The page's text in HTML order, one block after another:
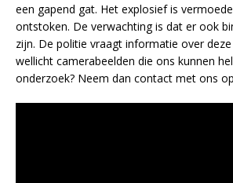
een gapend gat. Het explosief is
ontstoken. De verwachting is dat er ook
zijn. De politie vraagt informatie over
wellicht camerabeelden die ons kunnen
onderzoek? Neem dan contact met ons